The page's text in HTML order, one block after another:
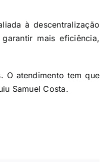
à descentralização
mais eficiência,
O atendimento tem que
Samuel Costa.